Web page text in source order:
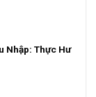
Nhập: Thực Hư